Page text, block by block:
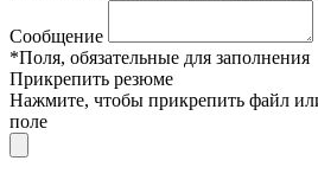
Сообщение
*Поля, обязательные для заполнения
Прикрепить резюме
Нажмите, чтобы прикрепить файл
поле